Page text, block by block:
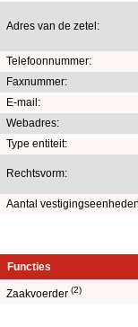
Adres van de zetel:
Telefoonnummer:
Faxnummer:
E-mail:
Webadres:
Type entiteit:
Rechtsvorm:
Aantal
Functies
Zaakvoerder (2)